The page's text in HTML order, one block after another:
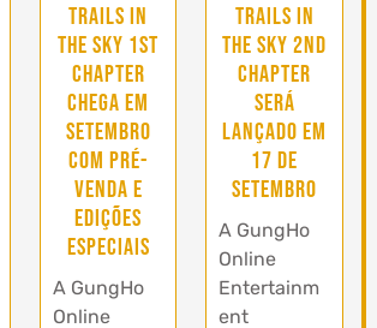
Trails in
the Sky 1st
Chapter
chega em
setembro
com pré-
venda e
edições
especiais
A GungHo
Online
Trails in
the Sky 2nd
Chapter
será
lançado em
17 de
setembro
A GungHo
Online
Entertainm
ent